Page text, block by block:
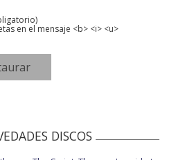
en el mensaje <b> <i> <u>
DISCOS